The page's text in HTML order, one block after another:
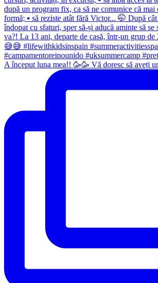
A început luna mea!! 🥳🥳 Vă doresc să aveți